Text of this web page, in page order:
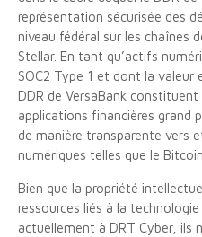
représentation sécurisée des
niveau fédéral sur les chaînes
Stellar. En tant qu’actifs
SOC2 Type 1 et dont la valeur
DDR de VersaBank
applications financières grand
de manière transparente vers
numériques telles que le
Bien que la propriété
ressources liés à la
actuellement à DRT Cyber, ils